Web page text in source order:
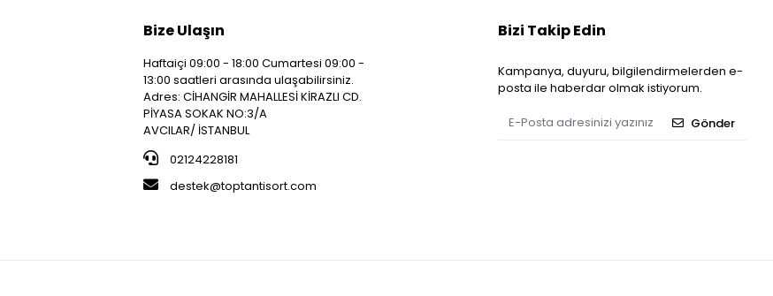
Bize Ulaşın
Haftaiçi 09:00 - 18:00 Cumartesi 09:00 -
13:00 saatleri arasında ulaşabilirsiniz.
Adres: CİHANGİR MAHALLESİ KİRAZLI CD.
PİYASA SOKAK NO:3/A
AVCILAR/ İSTANBUL
02124228181
destek@toptantisort.com
Bizi Takip Edin
Kampanya, duyuru, bilgilendirmelerden e-
posta ile haberdar olmak istiyorum.
Gönder